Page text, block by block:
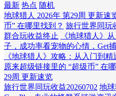
最新 热点 随机
地球猎人 2026年 第29周 更新速
币” 在哪里找到？ 旅行世界同玩
群合玩收益终止
《地球猎人》
子，成功率看宠物的心情，Get
《地球猎人》攻略：从入门到精
原来超级链接里的 “超级币” 在
29周 更新速览
旅行世界同玩收益20260702 地